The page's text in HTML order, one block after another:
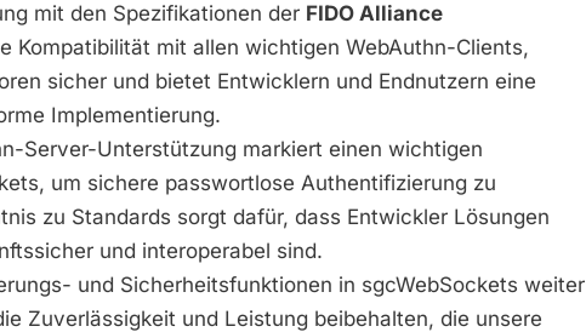
mit den Spezifikationen der FIDO Alliance
Kompatibilität mit allen wichtigen WebAuthn-Clients,
sicher und bietet Entwicklern und Endnutzern eine
Implementierung.
Server-Unterstützung markiert einen wichtigen
um sichere passwortlose Authentifizierung zu
zu Standards sorgt dafür, dass Entwickler Lösungen
und interoperabel sind.
und Sicherheitsfunktionen in sgcWebSockets weiter
Zuverlässigkeit und Leistung beibehalten, die unsere